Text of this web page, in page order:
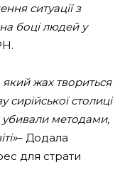
ситуації з
боці людей у
жах твориться
столиці
методами,
– Додала
для страти